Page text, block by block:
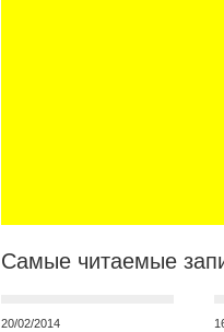
Самые читаемые
20/02/2014